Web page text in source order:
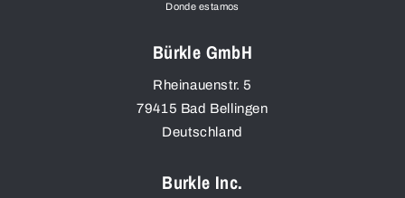
Donde estamos
Bürkle GmbH
Rheinauenstr. 5
79415 Bad Bellingen
Deutschland
Burkle Inc.